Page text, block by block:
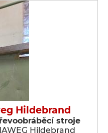
Hildebrand
stroje
Hildebrand